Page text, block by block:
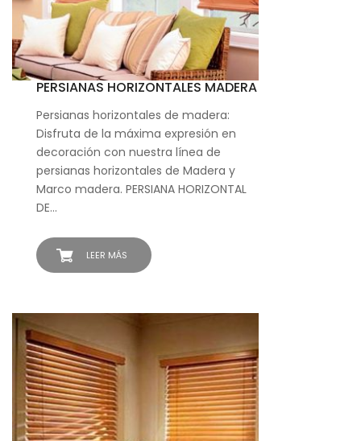
LEER MÁS
PERSIANAS HORIZONTALES MADERA
Persianas horizontales de madera:
Disfruta de la máxima expresión en
decoración con nuestra línea de
persianas horizontales de Madera y
Marco madera. PERSIANA HORIZONTAL
DE…